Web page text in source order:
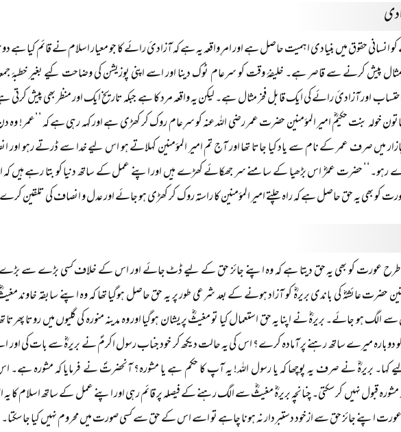
انسانی حقوق میں بنیادی اہمیت حاصل ہے اور امرِ واقعہ یہ ہے کہ آزادیٔ رائے کا جو معیار اسلام نے قائم کیا ہے
پیش کرنے سے قاصر ہے۔ خلیفۂ وقت کو سرعام ٹوک دینا اور اسے اپنی پوزیشن کی وضاحت کیے بغیر خطبۂ
اور آزادیٔ رائے کی ایک قابل فخر مثال ہے۔ لیکن یہ واقعہ مرد کا ہے جبکہ تاریخ ایک اور منظر بھی پیش کرتی ہے
خولہ بنت حکیمؓ امیر المؤمنین حضرت عمر رضی اللہ عنہ کو سرِعام روک کر کھڑی ہے اور کہہ رہی ہے کہ ’’عمر! وہ
میں صرف عمر کے نام سے یاد کیا جاتا تھا اور آج تم امیر المؤمنین کہلاتے ہو اس لیے خدا سے ڈرتے رہو اور
حضرت عمرؓ اس بڑھیا کے سامنے سر جھکائے کھڑے ہیں اور اپنے عمل کے ساتھ دنیا کو بتا رہے ہیں کہ
کو بھی یہ حق حاصل ہے کہ راہ چلتے امیر المؤمنین کا راستہ روک کر کھڑی ہو جائے اور عدل و انصاف کی تلقین
طرح عورت کو بھی یہ حق دیتا ہے کہ وہ اپنے جائز حق کے لیے ڈٹ جائے اور اس کے خلاف کسی بڑے سے بڑے
حضرت عائشہؓ کی باندی بریرہؓ کو آزاد ہونے کے بعد شرعی طور پر یہ حق حاصل ہوگیا تھا کہ وہ اپنے سابقہ خاوند
ہو جائے۔ بریرہؓ نے اپنا یہ حق استعمال کیا تو مغیثؓ پریشان ہوگیا اور وہ مدینہ منورہ کی گلیوں میں روتا پھرتا تھا
کو دوبارہ میرے ساتھ رہنے پر آمادہ کرے؟ اس کی یہ حالت دیکھ کر خود جناب رسول اکرمؐ نے بریرہؓ سے بات کی اور
کہا۔ بریرہؓ نے صرف یہ پوچھا کہ یا رسول اللہ! یہ آپ کا حکم ہے یا مشورہ؟ آنحضرتؐ نے فرمایا کہ مشورہ ہے۔
مشورہ قبول نہیں کر سکتی۔ چنانچہ بریرہؓ مغیثؓ سے الگ رہنے کے فیصلہ پر قائم رہی اور اپنے عمل کے ساتھ اسلام کا
اپنے جائز حق سے ازخود دستبردار نہ ہونا چاہے تو اسے اس کے حق سے کسی صورت میں محروم نہیں کیا جا سکتا۔